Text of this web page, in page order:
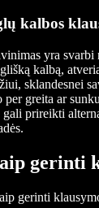
kalbos
yra svarbi
kalbą,
sklandesnei
greita ar
gali prireikti
gerinti
gerinti